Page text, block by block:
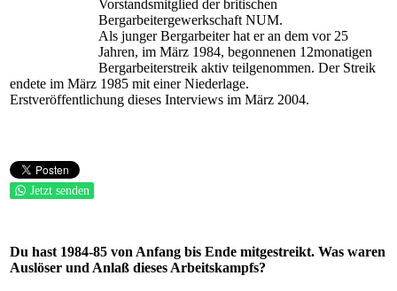
Vorstandsmitglied der britischen
Bergarbeitergewerkschaft NUM.
Als junger Bergarbeiter hat er an dem vor 25
Jahren, im März 1984, begonnenen 12monatigen
Bergarbeiterstreik aktiv teilgenommen. Der Streik
endete im März 1985 mit einer Niederlage.
Erstveröffentlichung dieses Interviews im März 2004.
Jetzt senden
Du hast 1984-85 von Anfang bis Ende mitgestreikt. Was waren
Auslöser und Anlaß dieses Arbeitskampfs?